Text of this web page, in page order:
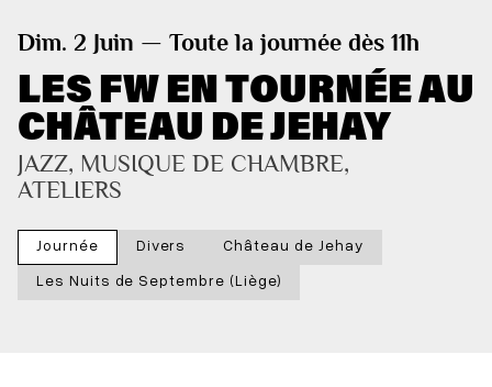
Dim. 2 Juin — Toute la journée dès 11h
LES FW EN TOURNÉE AU
CHÂTEAU DE JEHAY
JAZZ, MUSIQUE DE CHAMBRE,
ATELIERS
Journée Divers
Château de Jehay
Les Nuits de Septembre (Liège)